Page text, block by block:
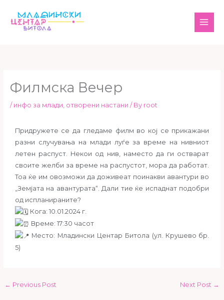
content
Филмска Вечер
/ инфо за млади отворени настани / By root
Придружете се да гледаме филм во кој се прикажани
разни случувања на млади луѓе за време на нивниот
летен распуст. Некои од нив, наместо да ги остварат
своите желби за време на распустот, мора да работат.
Тоа ќе им овозможи да доживеат поинакви авантури во
„Земјата на авантурата“. Дали тие ќе испаднат подобри
од испланираните?
Кога: 10.01.2024 г.
Време: 17:30 часот
Место: Младински Центар Битола (ул. Крушево бр.
5)
← Previous Post Next Post →